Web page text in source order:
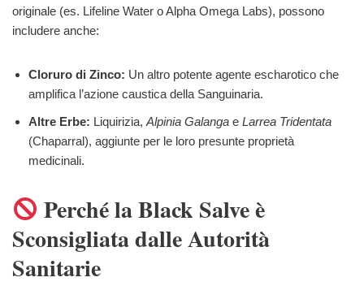
originale (es. Lifeline Water o Alpha Omega Labs), possono
includere anche:
Cloruro di Zinco: Un altro potente agente escharotico che
amplifica l’azione caustica della Sanguinaria.
Altre Erbe: Liquirizia, Alpinia Galanga e Larrea Tridentata
(Chaparral), aggiunte per le loro presunte proprietà
medicinali.
Perché la Black Salve è
Sconsigliata dalle Autorità
Sanitarie